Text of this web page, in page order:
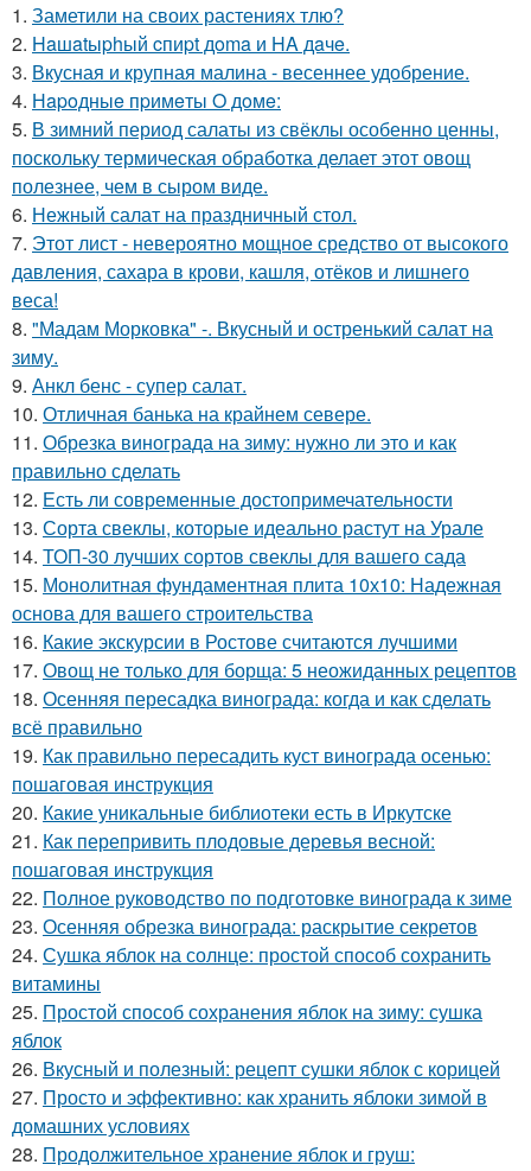
1. Заметили на своих растениях тлю?
2. Haшatыphый cпиpt дoma и HA дaчe.
3. Вкусная и крупная малина - весеннее удобрение.
4. Нapoдныe пpимeты O дoмe:
5. В зимний период салаты из свёклы особенно ценны,
поскольку термическая обработка делает этот овощ
полезнее, чем в сыром виде.
6. Нежный салат на праздничный стол.
7. Этот лист - невероятно мощное средство от высокого
давления, сахара в крови, кашля, отёков и лишнего
веса!
8. "Мадам Морковка" -. Вкусный и остренький салат на
зиму.
9. Анкл бенс - супер салат.
10. Отличная банька на крайнем севере.
11. Обрезка винограда на зиму: нужно ли это и как
правильно сделать
12. Есть ли современные достопримечательности
13. Сорта свеклы, которые идеально растут на Урале
14. ТОП-30 лучших сортов свеклы для вашего сада
15. Монолитная фундаментная плита 10х10: Надежная
основа для вашего строительства
16. Какие экскурсии в Ростове считаются лучшими
17. Овощ не только для борща: 5 неожиданных рецептов
18. Осенняя пересадка винограда: когда и как сделать
всё правильно
19. Как правильно пересадить куст винограда осенью:
пошаговая инструкция
20. Какие уникальные библиотеки есть в Иркутске
21. Как перепривить плодовые деревья весной:
пошаговая инструкция
22. Полное руководство по подготовке винограда к зиме
23. Осенняя обрезка винограда: раскрытие секретов
24. Сушка яблок на солнце: простой способ сохранить
витамины
25. Простой способ сохранения яблок на зиму: сушка
яблок
26. Вкусный и полезный: рецепт сушки яблок с корицей
27. Просто и эффективно: как хранить яблоки зимой в
домашних условиях
28. Продолжительное хранение яблок и груш: